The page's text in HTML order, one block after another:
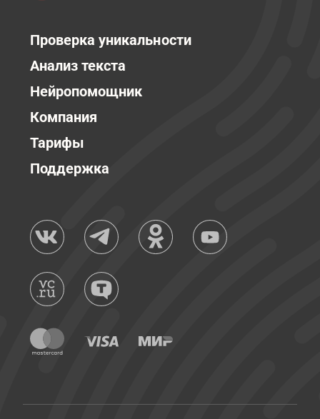
Проверка уникальности
Анализ текста
Нейропомощник
Компания
Тарифы
Поддержка